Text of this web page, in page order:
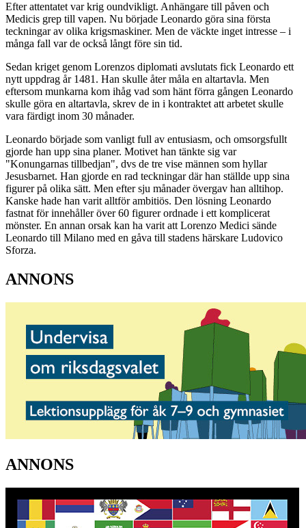
Efter attentatet var krig oundvikligt. Anhängare till påven och
Medicis grep till vapen. Nu började Leonardo göra sina första
teckningar av olika krigsmaskiner. Men de väckte inget intresse – i
många fall var de också långt före sin tid.
Sedan kriget genom Lorenzos diplomati avslutats fick Leonardo ett
nytt uppdrag år 1481. Han skulle åter måla en altartavla. Men
eftersom munkarna kom ihåg vad som hänt förra gången Leonardo
skulle göra en altartavla, skrev de in i kontraktet att arbetet skulle
vara färdigt inom 30 månader.
Leonardo började som vanligt full av entusiasm, och omsorgsfullt
gjorde han upp sina planer. Motivet han tänkte sig var
"Konungarnas tillbedjan", dvs de tre vise männen som hyllar
Jesusbarnet. Han gjorde en rad teckningar där han ställde upp sina
figurer på olika sätt. Men efter sju månader övergav han alltihop.
Kanske hade han varit alltför ambitiös. Den lösning Leonardo
fastnat för innehåller över 60 figurer ordnade i ett komplicerat
mönster. En annan orsak kan ha varit att Lorenzo Medici sände
Leonardo till Milano med en gåva till stadens härskare Ludovico
Sforza.
ANNONS
ANNONS